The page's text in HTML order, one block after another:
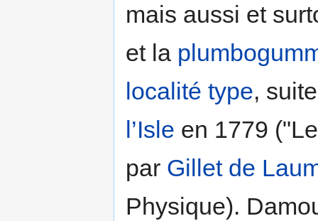
mais aussi et
et la
localité type,
l’Isle en 1779
par Gillet de
Physique).